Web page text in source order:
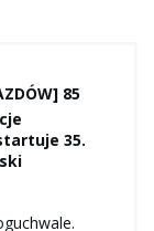
85
35.